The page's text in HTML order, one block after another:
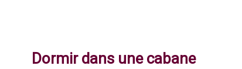
Dormir dans une cabane